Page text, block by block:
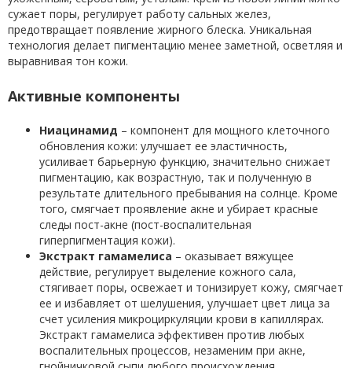
сужает поры, регулирует работу сальных желез,
предотвращает появление жирного блеска. Уникальная
технология делает пигментацию менее заметной, осветляя и
выравнивая тон кожи.
Активные компоненты
Ниацинамид – компонент для мощного клеточного
обновления кожи: улучшает ее эластичность,
усиливает барьерную функцию, значительно снижает
пигментацию, как возрастную, так и полученную в
результате длительного пребывания на солнце. Кроме
того, смягчает проявление акне и убирает красные
следы пост-акне (пост-воспалительная
гиперпигментация кожи).
Экстракт гамамелиса – оказывает вяжущее
действие, регулирует выделение кожного сала,
стягивает поры, освежает и тонизирует кожу, смягчает
ее и избавляет от шелушения, улучшает цвет лица за
счет усиления микроциркуляции крови в капиллярах.
Экстракт гамамелиса эффективен против любых
воспалительных процессов, незаменим при акне,